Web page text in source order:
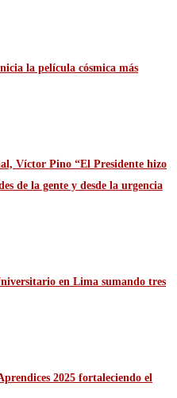
la película cósmica más
Víctor Pino “El Presidente hizo
de la gente y desde la urgencia
en Lima sumando tres
2025 fortaleciendo el